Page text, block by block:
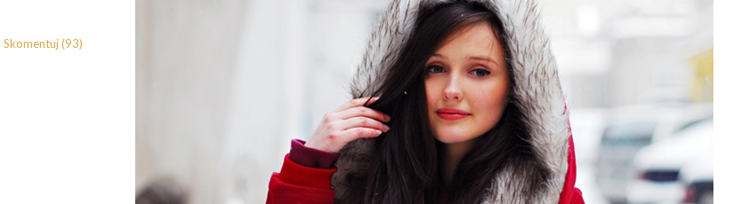
Skomentuj (93)